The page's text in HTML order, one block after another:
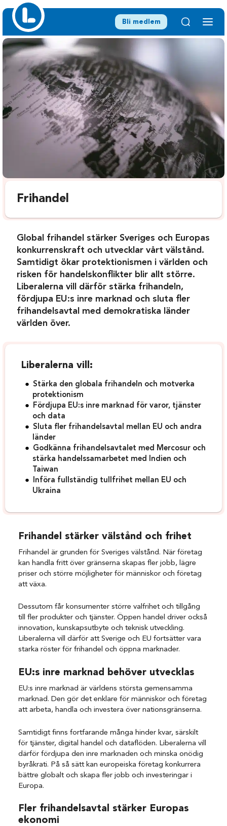
Bli medlem
Frihandel
Global frihandel stärker Sveriges och Europas
konkurrenskraft och utvecklar vårt välstånd.
Samtidigt ökar protektionismen i världen och
risken för handelskonflikter blir allt större.
Liberalerna vill därför stärka frihandeln,
fördjupa EU:s inre marknad och sluta fler
frihandelsavtal med demokratiska länder
världen över.
Liberalerna vill:
Stärka den globala frihandeln och motverka
protektionism
Fördjupa EU:s inre marknad för varor, tjänster
och data
Sluta fler frihandelsavtal mellan EU och andra
länder
Godkänna frihandelsavtalet med Mercosur och
stärka handelssamarbetet med Indien och
Taiwan
Införa fullständig tullfrihet mellan EU och
Ukraina
Frihandel stärker välstånd och frihet
Frihandel är grunden för Sveriges välstånd. När företag
kan handla fritt över gränserna skapas fler jobb, lägre
priser och större möjligheter för människor och företag
att växa.
Dessutom får konsumenter större valfrihet och tillgång
till fler produkter och tjänster. Öppen handel driver också
innovation, kunskapsutbyte och teknisk utveckling.
Liberalerna vill därför att Sverige och EU fortsätter vara
starka röster för frihandel och öppna marknader.
EU:s inre marknad behöver utvecklas
EU:s inre marknad är världens största gemensamma
marknad. Den gör det enklare för människor och företag
att arbeta, handla och investera över nationsgränserna.
Samtidigt finns fortfarande många hinder kvar, särskilt
för tjänster, digital handel och dataflöden. Liberalerna vill
därför fördjupa den inre marknaden och minska onödig
byråkrati. På så sätt kan europeiska företag konkurrera
bättre globalt och skapa fler jobb och investeringar i
Europa.
Fler frihandelsavtal stärker Europas
ekonomi